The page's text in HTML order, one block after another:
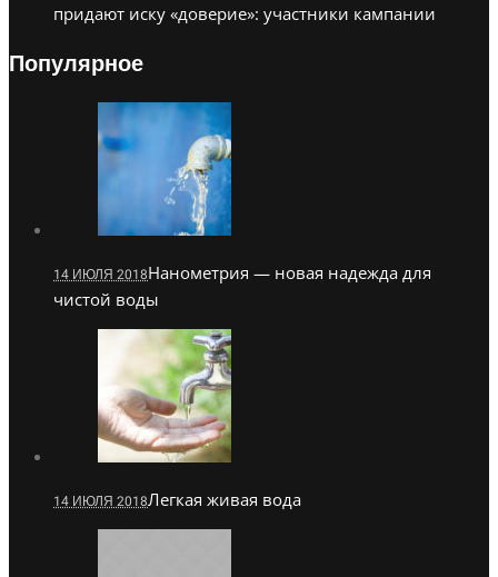
придают иску «доверие»: участники кампании
Популярное
14 ИЮЛЯ 2018Нанометрия — новая надежда для
чистой воды
14 ИЮЛЯ 2018Легкая живая вода